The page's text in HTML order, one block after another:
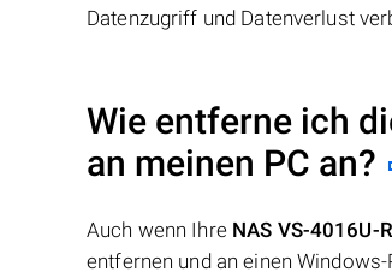
Datenzugriff und Datenverlust
Wie entferne ich
an meinen PC an?
Auch wenn Ihre NAS VS-4016U-
entfernen und an einen